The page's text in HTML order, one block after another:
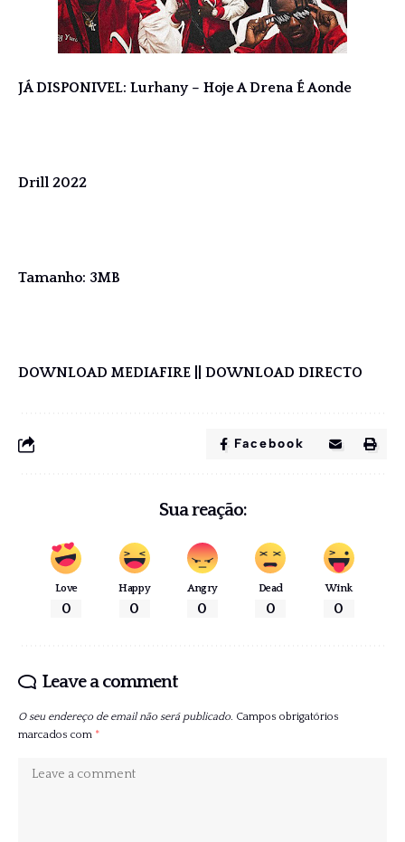
JÁ DISPONIVEL: Lurhany – Hoje A Drena É Aonde
Drill 2022
Tamanho: 3MB
DOWNLOAD MEDIAFIRE DOWNLOAD DIRECTO
Facebook
Sua reação:
Love
0
Happy
0
Angry
0
Dead
0
Wink
0
Leave a comment
O seu endereço de email não será publicado. Campos obrigatórios
marcados com *